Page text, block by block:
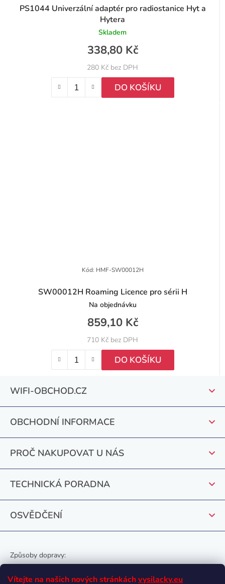
Vítejte na našich nových stránkáchvysilacky.eu
PS1044 Univerzální adaptér pro radiostanice Hyt a
Hytera
Skladem
280 Kč bez DPH
338,80 Kč
DO KOŠÍKU
SW00012H Roaming Licence pro sérii H
Na objednávku
710 Kč bez DPH
859,10 Kč
DO KOŠÍKU
Kód: HMF-SW00012H
WIFI-OBCHOD.CZ
OBCHODNÍ INFORMACE
PROČ NAKUPOVAT U NÁS
TECHNICKÁ PORADNA
OSVĚDČENÍ
Způsoby dopravy: